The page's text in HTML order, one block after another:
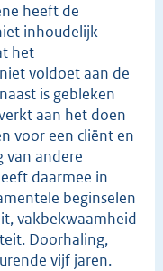
heeft de
inhoudelijk
het
voldoet aan de
is gebleken
aan het doen
voor een cliënt en
van andere
daarmee in
beginselen
vakbekwaamheid
Doorhaling,
vijf jaren.